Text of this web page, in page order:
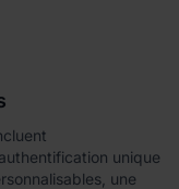
unique
une